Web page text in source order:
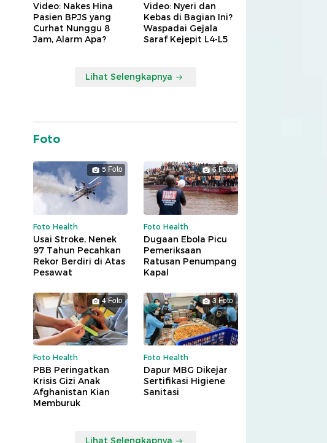
Video: Nakes Hina
Pasien BPJS yang
Curhat Nunggu 8
Jam, Alarm Apa?
Video: Nyeri dan
Kebas di Bagian Ini?
Waspadai Gejala
Saraf Kejepit L4-L5
Lihat Selengkapnya
Foto
5 Foto
Foto Health
Usai Stroke, Nenek
97 Tahun Pecahkan
Rekor Berdiri di Atas
Pesawat
6 Foto
Foto Health
Dugaan Ebola Picu
Pemeriksaan
Ratusan Penumpang
Kapal
4 Foto
Foto Health
PBB Peringatkan
Krisis Gizi Anak
Afghanistan Kian
Memburuk
3 Foto
Foto Health
Dapur MBG Dikejar
Sertifikasi Higiene
Sanitasi
Lihat Selengkapnya